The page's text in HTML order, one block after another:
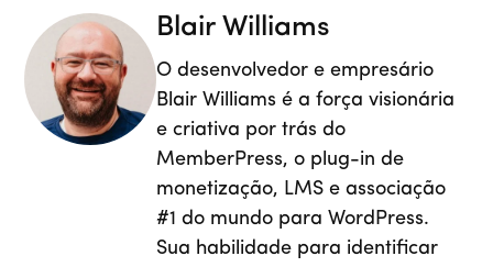
Blair Williams
O desenvolvedor e empresário
Blair Williams é a força visionária
e criativa por trás do
MemberPress, o plug-in de
monetização, LMS e associação
#1 do mundo para WordPress.
Sua habilidade para identificar